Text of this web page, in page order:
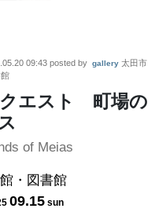
09:43posted by gallery 太田市
エスト 町場の
of Meias
・図書館
09.15 sun